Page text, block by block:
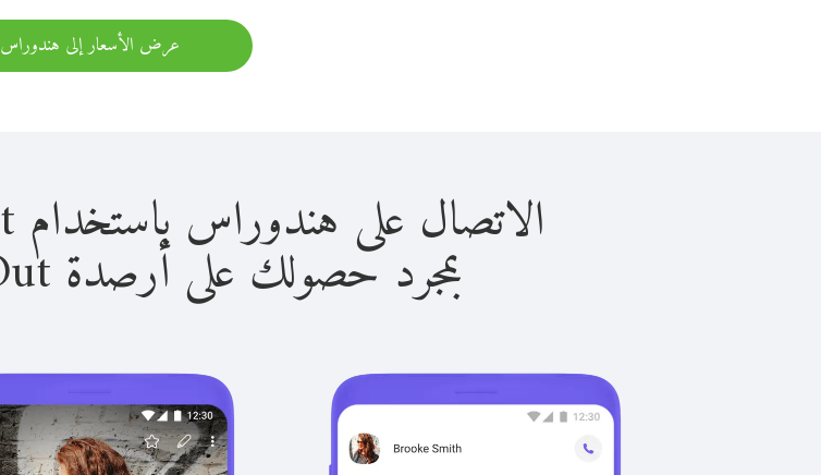
عرض الأسعار إلى هندوراس
الاتصال على هندوراس باستخدام Viber Out سهل للغاية.
بمجرد حصولك على أرصدة Viber Out، يمكنك: